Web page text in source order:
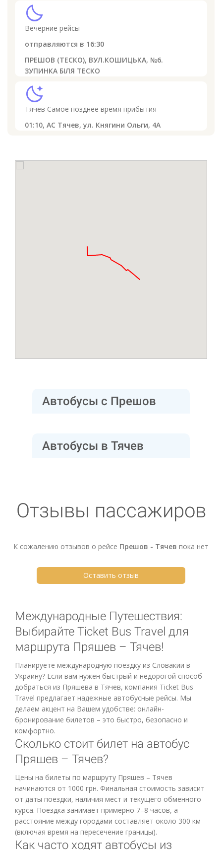
clear_night
Вечерние рейсы
отправляются в 16:30
ПРЕШОВ (ТЕСКО), ВУЛ.КОШИЦЬКА, №6.
ЗУПИНКА БІЛЯ ТЕСКО
sleep
Тячев Самое позднее время прибытия
01:10, АС Тячев, ул. Княгини Ольги, 4А
Автобусы с Прешов
Автобусы в Тячев
Отзывы пассажиров
К сожалению отзывов о рейсе Прешов - Тячев пока нет
Оставить отзыв
Международные Путешествия:
Выбирайте Ticket Bus Travel для
маршрута Пряшев – Тячев!
Планируете международную поездку из Словакии в
Украину? Если вам нужен быстрый и недорогой способ
добраться из Пряшева в Тячев, компания Ticket Bus
Travel предлагает надежные автобусные рейсы. Мы
делаем акцент на Вашем удобстве: онлайн-
бронирование билетов – это быстро, безопасно и
комфортно.
Сколько стоит билет на автобус
Пряшев – Тячев?
Цены на билеты по маршруту Пряшев – Тячев
начинаются от 1000 грн. Финальная стоимость зависит
от даты поездки, наличия мест и текущего обменного
курса. Поездка занимает примерно 7–8 часов, а
расстояние между городами составляет около 300 км
(включая время на пересечение границы).
Как часто ходят автобусы из